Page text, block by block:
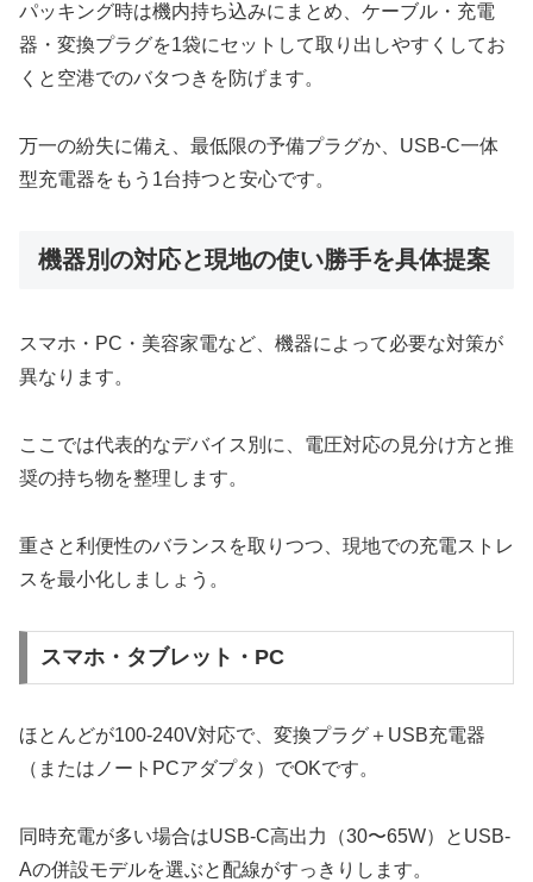
パッキング時は機内持ち込みにまとめ、ケーブル・充電
器・変換プラグを1袋にセットして取り出しやすくしてお
くと空港でのバタつきを防げます。
万一の紛失に備え、最低限の予備プラグか、USB‐C一体
型充電器をもう1台持つと安心です。
機器別の対応と現地の使い勝手を具体提案
スマホ・PC・美容家電など、機器によって必要な対策が
異なります。
ここでは代表的なデバイス別に、電圧対応の見分け方と推
奨の持ち物を整理します。
重さと利便性のバランスを取りつつ、現地での充電ストレ
スを最小化しましょう。
スマホ・タブレット・PC
ほとんどが100-240V対応で、変換プラグ＋USB充電器
（またはノートPCアダプタ）でOKです。
同時充電が多い場合はUSB‐C高出力（30〜65W）とUSB‐
Aの併設モデルを選ぶと配線がすっきりします。